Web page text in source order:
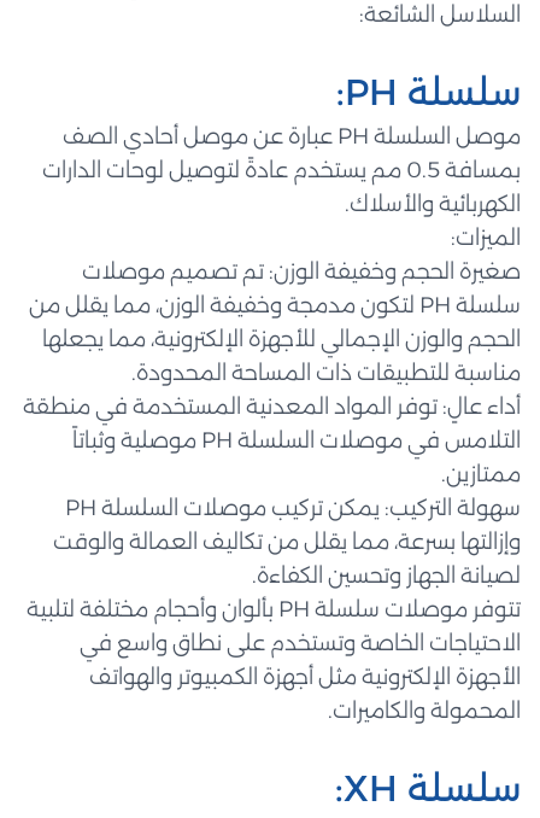
السلاسل الشائعة:
سلسلة PH:
موصل السلسلة PH عبارة عن موصل أحادي الصف
بمسافة 0.5 مم يستخدم عادةً لتوصيل لوحات الدارات
الكهربائية والأسلاك.
الميزات:
صغيرة الحجم وخفيفة الوزن: تم تصميم موصلات
سلسلة PH لتكون مدمجة وخفيفة الوزن، مما يقلل من
الحجم والوزن الإجمالي للأجهزة الإلكترونية، مما يجعلها
مناسبة للتطبيقات ذات المساحة المحدودة.
أداء عالٍ: توفر المواد المعدنية المستخدمة في منطقة
التلامس في موصلات السلسلة PH موصلية وثباتاً
ممتازين.
سهولة التركيب: يمكن تركيب موصلات السلسلة PH
وإزالتها بسرعة، مما يقلل من تكاليف العمالة والوقت
لصيانة الجهاز وتحسين الكفاءة.
تتوفر موصلات سلسلة PH بألوان وأحجام مختلفة لتلبية
الاحتياجات الخاصة وتستخدم على نطاق واسع في
الأجهزة الإلكترونية مثل أجهزة الكمبيوتر والهواتف
المحمولة والكاميرات.
سلسلة XH: